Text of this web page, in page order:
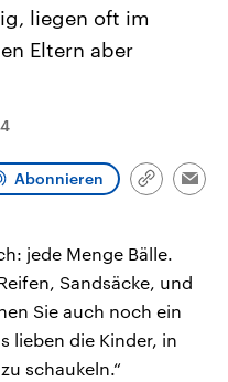
USA
Aktuelle Beiträge,
Hintergründe
Wirtschaftlich und
Podcasts
liegen oft im
Eltern aber
Abonnieren
Link
jede Menge Bälle.
Sandsäcke, und
Sie auch noch ein
lieben die Kinder, in
schaukeln.“